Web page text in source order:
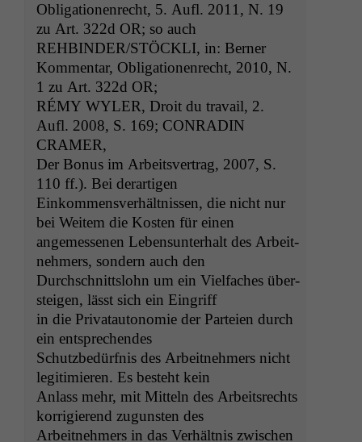
Oblig­a­tio­nen­recht, 5. Aufl. 2011, N. 19
zu Art. 322d OR; so auch
REHBINDER/STÖCKLI, in: Bern­er
Kom­men­tar, Oblig­a­tio­nen­recht, 2010, N.
1 zu Art. 322d OR;
RÉMY WYLER, Droit du tra­vail, 2.
Aufl. 2008, S. 169; CONRADIN
CRAMER,
Der Bonus im Arbeitsver­trag, 2007, S.
110 ff.). Bei derartigen
Einkom­mensver­hält­nis­sen, die nicht nur
bei Weit­em die Kosten für einen
angemesse­nen Leben­sun­ter­halt des Arbeit­
nehmers, son­dern auch den
Durch­schnittslohn um ein Vielfach­es über­
steigen, lässt sich ein Eingriff
in die Pri­vatau­tonomie der Parteien durch
ein entsprechendes
Schutzbedürf­nis des Arbeit­nehmers nicht
legit­imieren. Es beste­ht kein
Anlass mehr, mit Mit­teln des Arbeit­srechts
kor­rigierend zugun­sten des
Arbeit­nehmers in das Ver­hält­nis zwis­chen